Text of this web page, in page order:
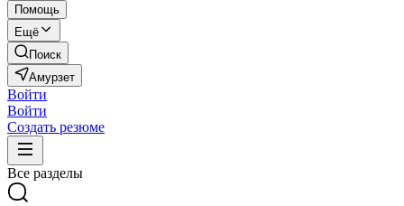
Помощь
Ещё
Поиск
Амурзет
Войти
Войти
Создать резюме
Все разделы